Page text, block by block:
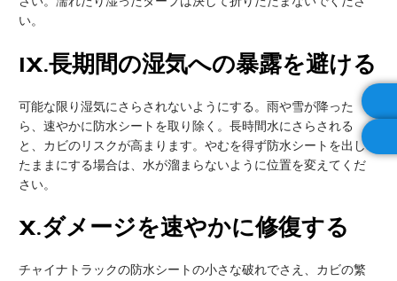
い。
IX.長期間の湿気への暴露を避ける
可能な限り湿気にさらされないようにする。雨や雪が降った
ら、速やかに防水シートを取り除く。長時間水にさらされる
と、カビのリスクが高まります。やむを得ず防水シートを出し
たままにする場合は、水が溜まらないように位置を変えてくだ
さい。
X.ダメージを速やかに修復する
チャイナトラックの防水シートの小さな破れでさえ、カビの繁